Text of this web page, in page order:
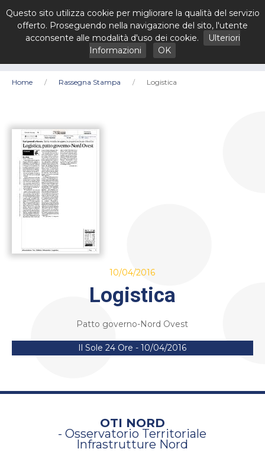
Home Rassegna Stampa Logistica
10/04/2016
Logistica
Patto governo-Nord Ovest
Il Sole 24 Ore - 10/04/2016
OTI NORD
- Osservatorio Territoriale
Infrastrutture Nord
Questo sito utilizza cookie per migliorare la qualità del servizio
offerto. Proseguendo nella navigazione del sito, l'utente
acconsente alle modalità d'uso dei cookie.
Ulteriori
Informazioni
OK